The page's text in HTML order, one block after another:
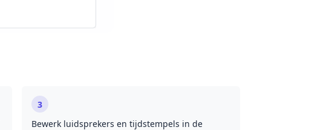
3
Bewerk luidsprekers en tijdstempels in de